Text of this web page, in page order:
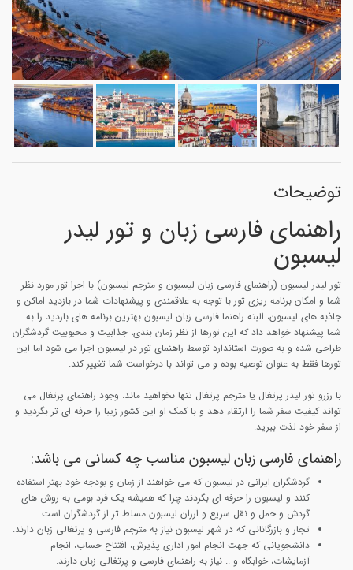
توضیحات
راهنمای فارسی زبان و تور لیدر
لیسبون
تور لیدر لیسبون (راهنمای فارسی زبان لیسبون و مترجم لیسبون) با اجرا تور مورد نظر
شما و امکان برنامه ریزی تور با توجه به علاقمندی و پیشنهادات شما در بازدید اماکن و
جاذبه های لیسبون، البته راهنما فارسی زبان لیسبون بهترین برنامه های بازدید را به
شما پیشنهاد خواهد داد که این تورها از نظر زمان بندی، جذابیت و محبوبیت گردشگران
طراحی شده و به صورت استاندارد توسط راهنمای تور در لیسبون اجرا می شود اما این
تورها فقط به عنوان توصیه بوده و می تواند با درخواست شما تغییر کند.
با رزرو تور لیدر پرتغال یا مترجم پرتغال تنها نخواهید ماند. وجود راهنمای پرتغال می
تواند کیفیت سفر شما را ارتقاء دهد و با کمک او این کشور زیبا را حرفه ای تر بگردید و
از سفر خود لذت ببرید.
راهنمای فارسی زبان لیسبون مناسب چه کسانی می باشد:
گردشگران ایرانی در لیسبون که می خواهند از زمان و بودجه خود بهتر استفاده
کنند و لیسبون را حرفه ای بگردند چرا که همیشه یک فرد بومی به روش های
گردش و حمل و نقل سریع و ارزان لیسبون مسلط تر از گردشگران است.
تجار و بازرگانانی که در شهر لیسبون نیاز به مترجم فارسی و پرتغالی زبان دارند.
دانشجویانی که جهت انجام امور اداری پذیرش، افتتاح حساب، انجام
آزمایشات، خوابگاه و .. نیاز به راهنمای فارسی و پرتغالی زبان دارند.